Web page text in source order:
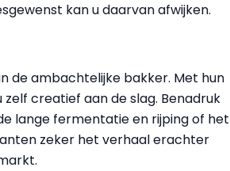
kan u daarvan afwijken.
de ambachtelijke bakker. Met hun
creatief aan de slag. Benadruk
lange fermentatie en rijping of het
zeker het verhaal erachter